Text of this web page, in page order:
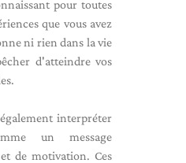
pour toutes
que vous avez
ni rien dans la vie
d'atteindre vos
interpréter
un message
de motivation. Ces